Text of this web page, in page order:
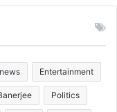
Entertainment
Politics